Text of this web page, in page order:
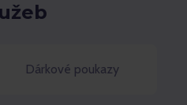
Dárkové poukazy